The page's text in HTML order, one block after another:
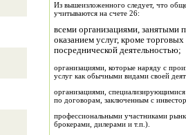
Из вышеизложенного следует, что
учитываются на счете 26:
всеми организациями, занятыми
оказанием услуг, кроме
посреднической деятельностью;
организациями, которые наряду с
услуг как обычными видами своей
организациями,
по договорам, заключенным с
профессиональными участниками
брокерами, дилерами и т.п.).